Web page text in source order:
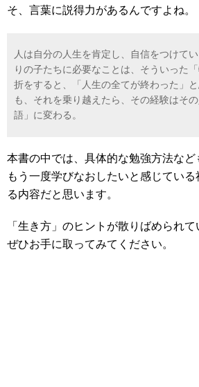
そ、 言葉に説得力があるんですよね。
人は自分の人生を肯定し、自信をつけて
りの子たちに必要なことは、そういった
折をすると、「人生の全てが終わった」
も、それを乗り越えたら、その経験はそ
語」に変わる。
本書の中では、具体的な勉強方法など
もう一度学びなおしたいと感じてい
る内容だと思います。
「生き方」のヒントが散りばめられて
ぜひお手に取ってみてください。